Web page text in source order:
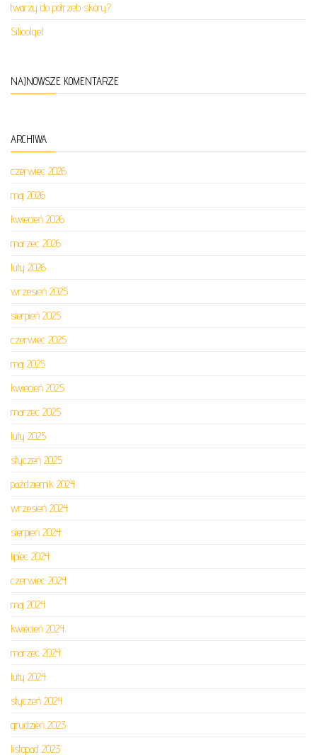
twarzy do potrzeb skóry?
Silicolgel
NAJNOWSZE KOMENTARZE
ARCHIWA
czerwiec 2026
maj 2026
kwiecień 2026
marzec 2026
luty 2026
wrzesień 2025
sierpień 2025
czerwiec 2025
maj 2025
kwiecień 2025
marzec 2025
luty 2025
styczeń 2025
październik 2024
wrzesień 2024
sierpień 2024
lipiec 2024
czerwiec 2024
maj 2024
kwiecień 2024
marzec 2024
luty 2024
styczeń 2024
grudzień 2023
listopad 2023